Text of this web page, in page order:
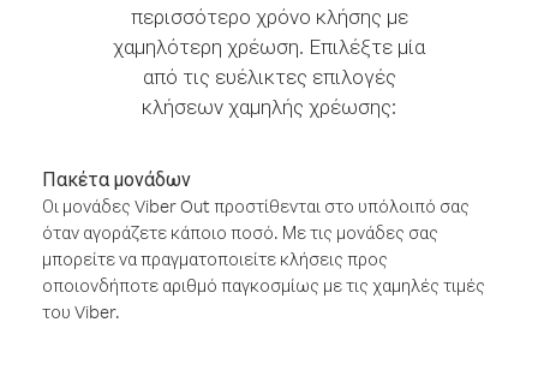
περισσότερο χρόνο κλήσης με
χαμηλότερη χρέωση. Επιλέξτε μία
από τις ευέλικτες επιλογές
κλήσεων χαμηλής χρέωσης:
Πακέτα μονάδων
Οι μονάδες Viber Out προστίθενται στο υπόλοιπό σας
όταν αγοράζετε κάποιο ποσό. Με τις μονάδες σας
μπορείτε να πραγματοποιείτε κλήσεις προς
οποιονδήποτε αριθμό παγκοσμίως με τις χαμηλές τιμές
του Viber.